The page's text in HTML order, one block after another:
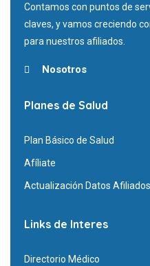
Contamos con puntos de
claves, y vamos creciendo
para nuestros afiliados.
Nosotros
Planes de Salud
Plan Básico de Salud
Afíliate
Actualización Datos Afiliados
Links de Interes
Directorio Médico